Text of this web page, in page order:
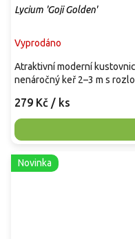
Lycium 'Goji Golden'
Vyprodáno
279 Kč / ks
Atraktivní moderní
nenáročný keř 2–3 m s
Novinka